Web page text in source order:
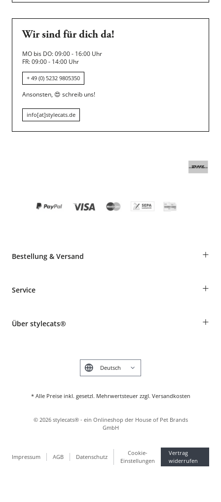
Wir sind für dich da!
MO bis DO: 09:00 - 16:00 Uhr
FR: 09:00 - 14:00 Uhr
+ 49 (0) 5232 9805350
Ansonsten, 😍 schreib uns!
info[at]stylecats.de
Bestellung & Versand +
Informationen zur Lieferung
Produkte reklamieren und zurücksenden
Service +
Tierkrankenversicherung
Über stylecats® +
* Alle Preise inkl. gesetzl. Mehrwertsteuer zzgl. Versandkosten
English
Impressum AGB Datenschutz
Cookie-
Einstellungen
Vertrag
widerrufen
© 2026 stylecats® - ein Onlineshop der House of Pet Brands
GmbH